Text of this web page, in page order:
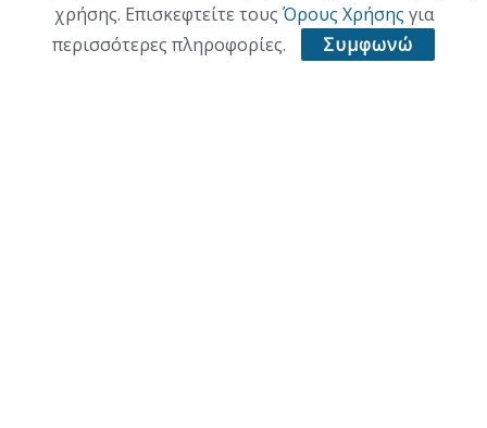
χρήσης. Επισκεφτείτε τους Όρους Χρήσης για
περισσότερες πληροφορίες.
Συμφωνώ